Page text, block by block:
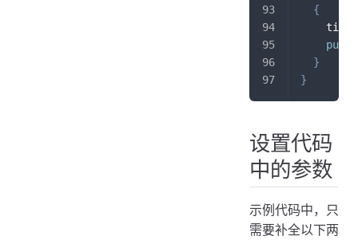
{
}
}
设置代码
中的参数
示例代码中，只
需要补全以下两